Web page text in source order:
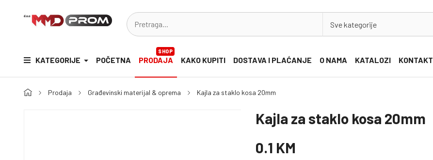
Sve kategorije
KATEGORIJE POČETNA PRODAJA
SHOP
KAKO KUPITI DOSTAVA I PLAĆANJE O NAMA KATALOZI KONTAKT
Prodaja Građevinski materijal & oprema Kajla za staklo kosa 20mm
Kajla za staklo kosa 20mm
0.1 KM